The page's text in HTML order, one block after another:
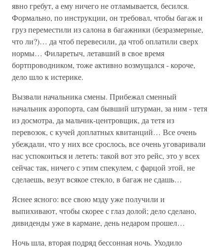
явно гребут, а ему ничего не отламывается, бесился.
Формально, по инструкции, он требовал, чтобы багаж и
груз переместили из салона в багажники (безразмерные,
что ли?)… да чтоб перевесили, да чтоб оплатили сверх
нормы… Филаретыч, летавший в свое время
бортпроводником, тоже активно возмущался - короче,
дело шло к истерике.
Вызвали начальника смены. Прибежал сменный
начальник аэропорта, сам бывший штурман, за ним - тетя
из досмотра, да мальчик-центровщик, да тетя из
перевозок, с кучей доплатных квитанций… Все очень
убеждали, что у них все срослось, все очень уговаривали
нас успокоиться и лететь: такой вот это рейс, это у всех
сейчас так, ничего с этим спекулем, с фарцой этой, не
сделаешь, везут всякое стекло, в багаж не сдашь…
Яснее ясного: все свою мзду уже получили и
выпихивают, чтобы скорее с глаз долой; дело сделано,
дивиденды уже в кармане, день недаром прошел…
Ночь шла, вторая подряд бессонная ночь. Уходило